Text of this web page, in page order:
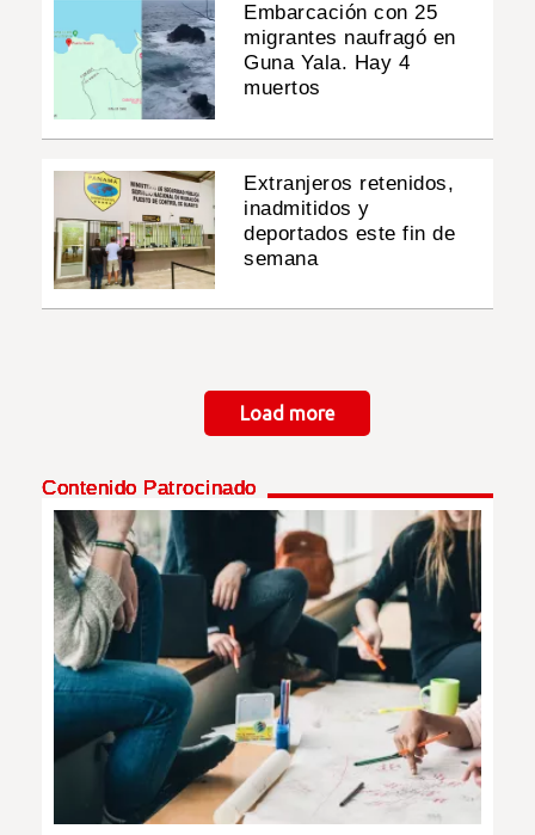
Embarcación con 25
migrantes naufragó en
Guna Yala. Hay 4
muertos
Extranjeros retenidos,
inadmitidos y
deportados este fin de
semana
Load more
Contenido Patrocinado